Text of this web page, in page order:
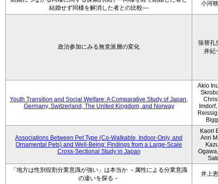
結婚せず同棲を解消した者との比較―
小河
政治参加にみる無党派層の変化
張替孔
井紀
Youth Transition and Social Welfare: A Comparative Study of Japan,
Germany, Switzerland, The United Kingdom, and Norway
Akio
Associations Between Pet Type (Co-Walkable, Indoor-Only, and
Ornamental Pets) and Well-Being: Findings from a Large-Scale
Cross-Sectional Study in Japan
Kaori
Anri
「地方は性別役割分業意識が強い」は本当か －属性による分業意識
の違いを探る－
井上